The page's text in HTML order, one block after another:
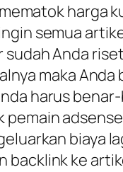
harga
semua
Anda
maka
harus
pemain
biaya
backlink ke